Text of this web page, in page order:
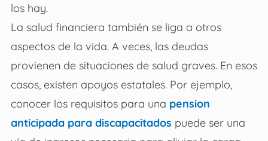
los hay.
La salud financiera también se liga a otros
aspectos de la vida. A veces, las deudas
provienen de situaciones de salud graves. En esos
casos, existen apoyos estatales. Por ejemplo,
conocer los requisitos para una pension
anticipada para discapacitados puede ser una